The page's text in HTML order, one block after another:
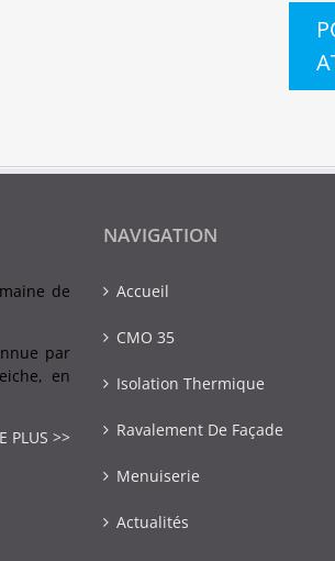
de
par
en
PLUS >>
NAVIGATION
Accueil
CMO 35
Isolation Thermique
Ravalement De Façade
Menuiserie
Actualités